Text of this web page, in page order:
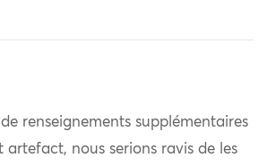
renseignements supplémentaires
artefact, nous serions ravis de les